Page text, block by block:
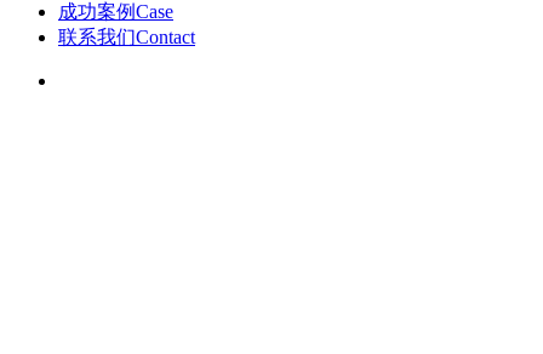
成功案例Case
联系我们Contact